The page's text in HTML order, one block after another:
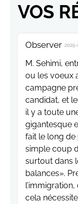
VOS
Observer 2025-
M. Sehimi,
ou les voeux
campagne
candidat, et
il y a toute
gigantesque
fait le long de
simple coup
surtout dans
balances».
cela